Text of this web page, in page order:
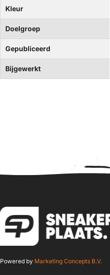
Kleur
Doelgroep
Gepubliceerd
Bijgewerkt
Powered by Marketing Concepts B.V.